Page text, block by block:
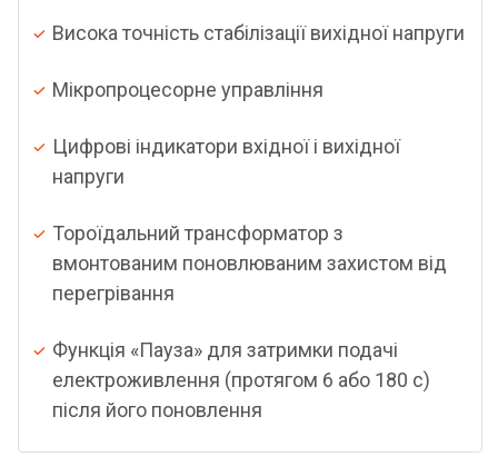
Висока точність стабілізації вихідної напруги
Мікропроцесорне управління
Цифрові індикатори вхідної і вихідної
напруги
Тороїдальний трансформатор з
вмонтованим поновлюваним захистом від
перегрівання
Функція «Пауза» для затримки подачі
електроживлення (протягом 6 або 180 с)
після його поновлення